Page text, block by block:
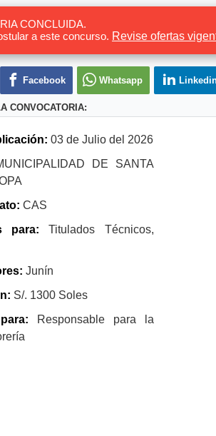
CONCLUIDA.
a este concurso. Revise ofertas
Facebook Whatsapp
CONVOCATORIA:
03 de Julio del 2026
DE SANTA
CAS
para:Titulados Técnicos,
Junín
S/. 1300 Soles
Responsable para la